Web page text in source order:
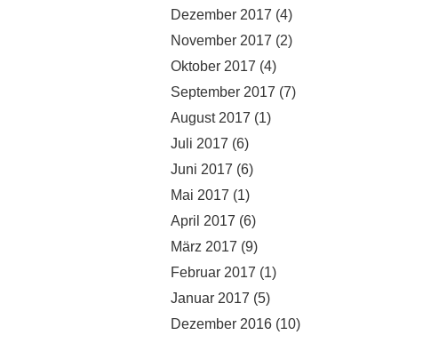
Dezember 2017 (4)
November 2017 (2)
Oktober 2017 (4)
September 2017 (7)
August 2017 (1)
Juli 2017 (6)
Juni 2017 (6)
Mai 2017 (1)
April 2017 (6)
März 2017 (9)
Februar 2017 (1)
Januar 2017 (5)
Dezember 2016 (10)